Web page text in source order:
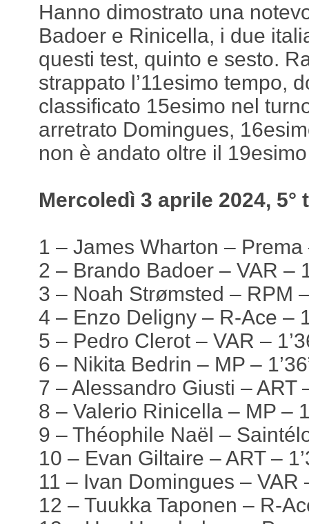
Hanno dimostrato una
Badoer e Rinicella, i due
questi test, quinto e sesto.
strappato l’11esimo tempo,
classificato 15esimo nel
arretrato Domingues,
non è andato oltre il
Mercoledì 3 aprile 2024, 5°
1 – James Wharton – Prema
2 – Brando Badoer – VAR –
3 – Noah Strømsted – RPM
4 – Enzo Deligny – R-Ace –
5 – Pedro Clerot – VAR –
6 – Nikita Bedrin – MP –
7 – Alessandro Giusti – ART
8 – Valerio Rinicella – MP –
9 – Théophile Naël –
10 – Evan Giltaire – ART –
11 – Ivan Domingues – VAR
12 – Tuukka Taponen – R-